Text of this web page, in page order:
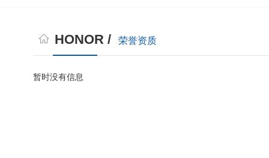
HONOR / 荣誉资质
暂时没有信息